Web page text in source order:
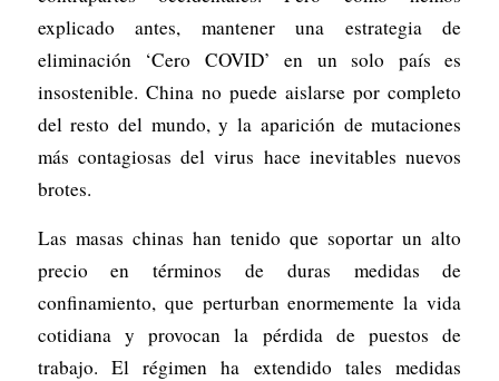
explicado antes, mantener una estrategia de
eliminación ‘Cero COVID’ en un solo país es
insostenible. China no puede aislarse por completo
del resto del mundo, y la aparición de mutaciones
más contagiosas del virus hace inevitables nuevos
brotes.
Las masas chinas han tenido que soportar un alto
precio en términos de duras medidas de
confinamiento, que perturban enormemente la vida
cotidiana y provocan la pérdida de puestos de
trabajo. El régimen ha extendido tales medidas